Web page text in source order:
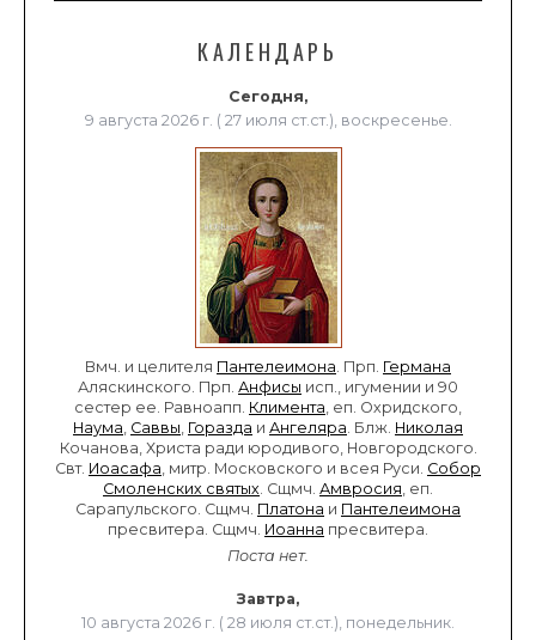
КАЛЕНДАРЬ
Сегодня,
9 августа 2026 г. ( 27 июля ст.ст.), воскресенье.
Вмч. и целителя Пантелеимона . Прп. Германа
Аляскинского. Прп. Анфисы исп., игумении и 90
сестер ее. Равноапп. Климента , еп. Охридского,
Наума Саввы Горазда и Ангеляра . Блж. Николая
Кочанова, Христа ради юродивого, Новгородского.
Свт. Иоасафа , митр. Московского и всея Руси. Собор
Смоленских святых . Сщмч. Амвросия , еп.
Сарапульского. Сщмч. Платона и Пантелеимона
пресвитера. Сщмч. Иоанна пресвитера.
Поста нет.
Завтра,
10 августа 2026 г. ( 28 июля ст.ст.), понедельник.